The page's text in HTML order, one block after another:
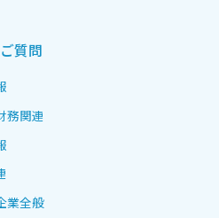
質問
務関連
業全般